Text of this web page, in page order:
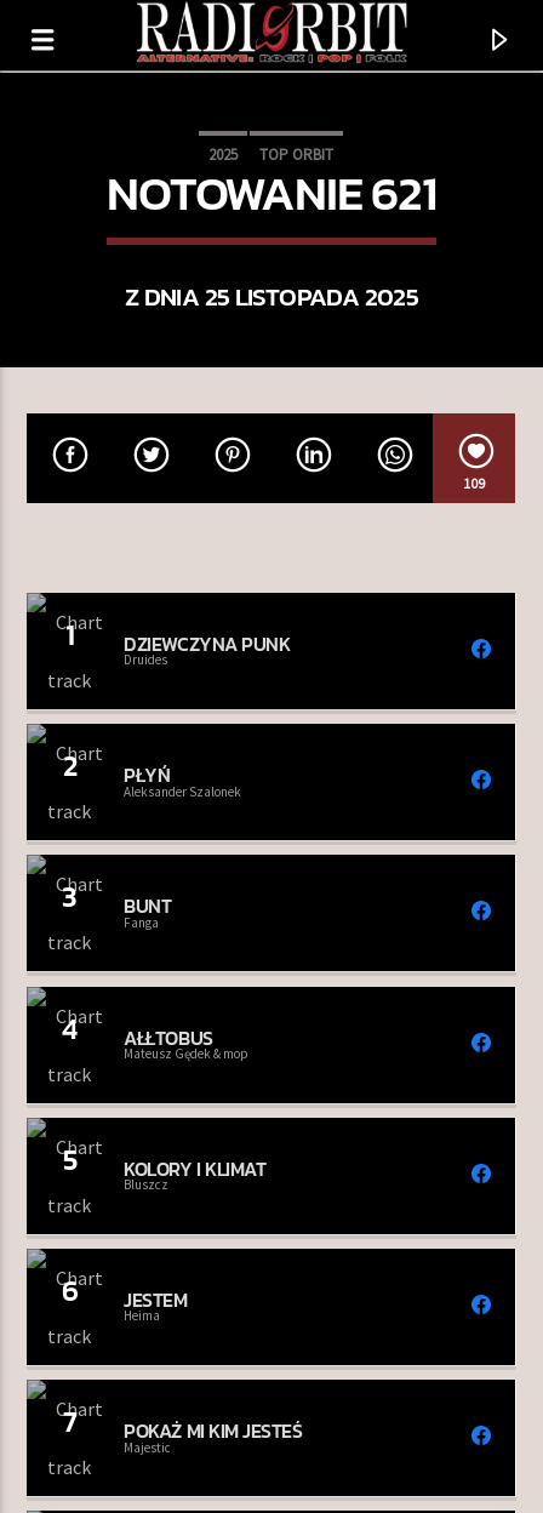
TERAZ GRAMY
GONIĘ CIEŃ
TERAZ W RAMÓWCE
EXTRA ORBIT
16:00 18:00
NASTĘPNIE W RAMÓWCE
INDIE ORBIT
18:00 20:00
Radio Orbit
2025 TOP ORBIT
NOTOWANIE 621
Z DNIA 25 LISTOPADA 2025
109
1 DZIEWCZYNA PUNK
Druides
2 PŁYŃ
Aleksander Szalonek
3 BUNT
Fanga
4 AŁŁTOBUS
Mateusz Gędek & mop
5 KOLORY I KLIMAT
Bluszcz
6 JESTEM
Heima
7 POKAŻ MI KIM JESTEŚ
Majestic